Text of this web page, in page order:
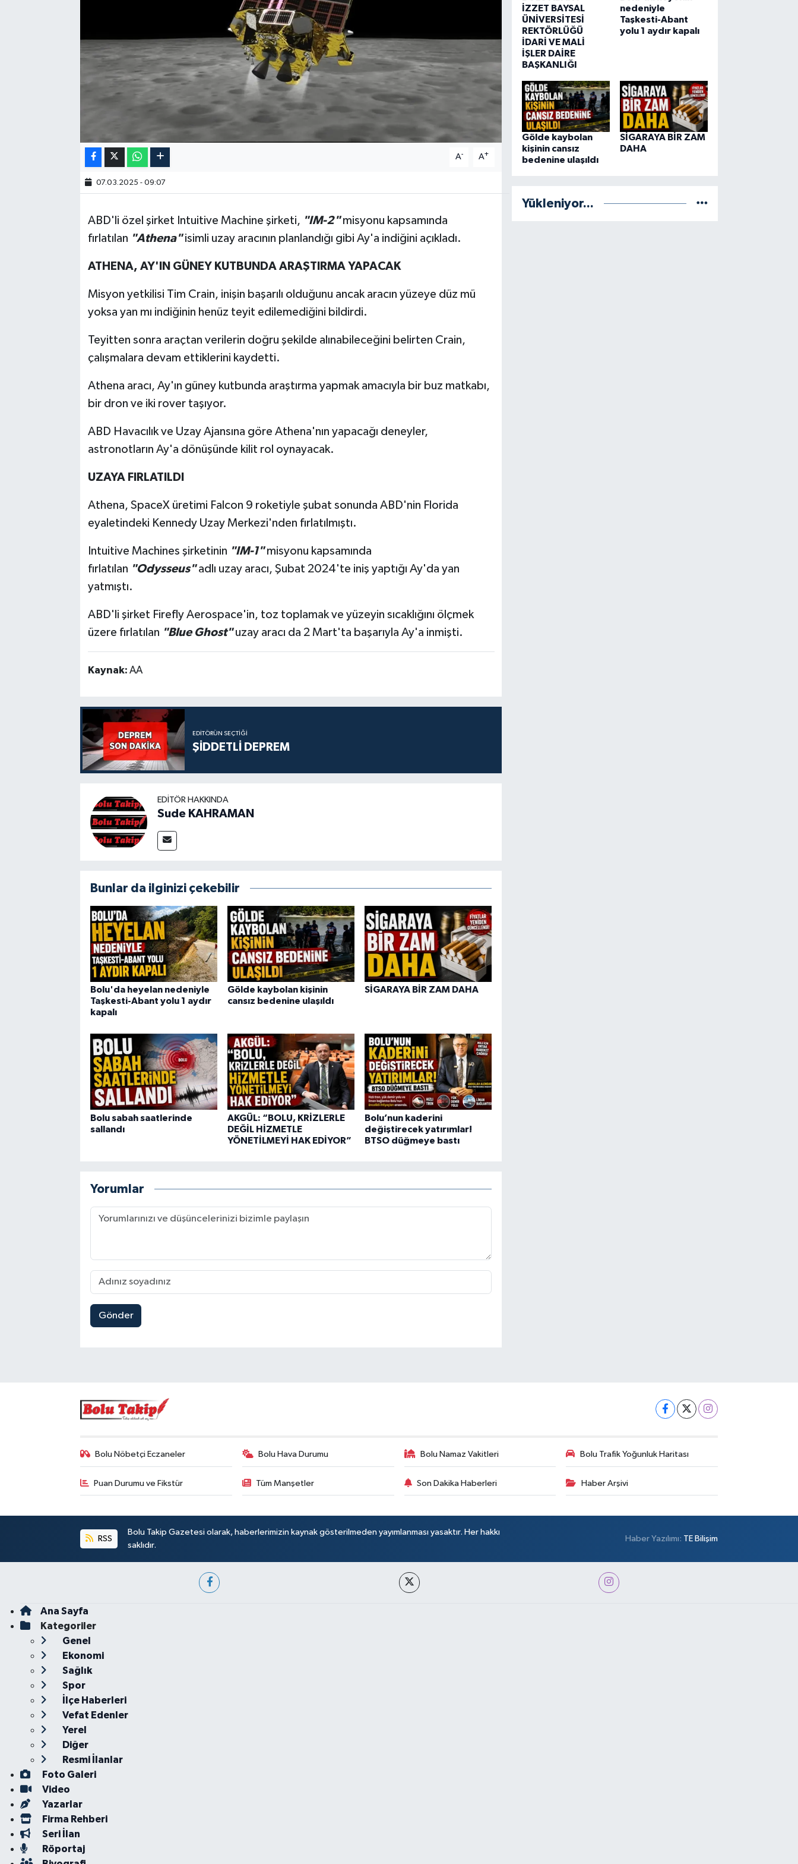
A- A+
07.03.2025 - 09:07
ABD'li özel şirket Intuitive Machine şirketi, "IM-2"misyonu kapsamında
fırlatılan "Athena"isimli uzay aracının planlandığı gibi Ay'a indiğini açıkladı.
ATHENA, AY'IN GÜNEY KUTBUNDA ARAŞTIRMA YAPACAK
Misyon yetkilisi Tim Crain, inişin başarılı olduğunu ancak aracın yüzeye düz mü
yoksa yan mı indiğinin henüz teyit edilemediğini bildirdi.
Teyitten sonra araçtan verilerin doğru şekilde alınabileceğini belirten Crain,
çalışmalara devam ettiklerini kaydetti.
Athena aracı, Ay'ın güney kutbunda araştırma yapmak amacıyla bir buz matkabı,
bir dron ve iki rover taşıyor.
ABD Havacılık ve Uzay Ajansına göre Athena'nın yapacağı deneyler,
astronotların Ay'a dönüşünde kilit rol oynayacak.
UZAYA FIRLATILDI
Athena, SpaceX üretimi Falcon 9 roketiyle şubat sonunda ABD'nin Florida
eyaletindeki Kennedy Uzay Merkezi'nden fırlatılmıştı.
Intuitive Machines şirketinin "IM-1"misyonu kapsamında
fırlatılan "Odysseus"adlı uzay aracı, Şubat 2024'te iniş yaptığı Ay'da yan
yatmıştı.
ABD'li şirket Firefly Aerospace'in, toz toplamak ve yüzeyin sıcaklığını ölçmek
üzere fırlatılan "Blue Ghost"uzay aracı da 2 Mart'ta başarıyla Ay'a inmişti.
Kaynak: AA
EDITÖRÜN SEÇTIĞI
ŞİDDETLİ DEPREM
EDITÖR HAKKINDA
Sude KAHRAMAN
Bunlar da ilginizi çekebilir
Bolu'da heyelan nedeniyle
Taşkesti-Abant yolu 1 aydır
kapalı
Gölde kaybolan kişinin
cansız bedenine ulaşıldı
SİGARAYA BİR ZAM DAHA
Bolu sabah saatlerinde
sallandı
AKGÜL: “BOLU, KRİZLERLE
DEĞİL HİZMETLE
YÖNETİLMEYİ HAK EDİYOR”
Bolu’nun kaderini
değiştirecek yatırımlar!
BTSO düğmeye bastı
Yorumlar
Gönder
İZZET BAYSAL
ÜNİVERSİTESİ
REKTÖRLÜĞÜ
İDARİ VE MALİ
İŞLER DAİRE
BAŞKANLIĞI
nedeniyle
Taşkesti-Abant
yolu 1 aydır kapalı
Gölde kaybolan
kişinin cansız
bedenine ulaşıldı
SİGARAYA BİR ZAM
DAHA
Yükleniyor...
Bolu Nöbetçi Eczaneler Bolu Hava Durumu Bolu Namaz Vakitleri Bolu Trafik Yoğunluk Haritası
Puan Durumu ve Fikstür Tüm Manşetler Son Dakika Haberleri Haber Arşivi
RSS
Bolu Takip Gazetesi olarak, haberlerimizin kaynak gösterilmeden yayımlanması yasaktır. Her hakkı
saklıdır.
Haber Yazılımı: TE Bilişim
Ana Sayfa
Kategoriler
Genel
Ekonomi
Sağlık
Spor
İlçe Haberleri
Vefat Edenler
Yerel
Diğer
Resmi İlanlar
Foto Galeri
Video
Yazarlar
Firma Rehberi
Seri İlan
Röportaj